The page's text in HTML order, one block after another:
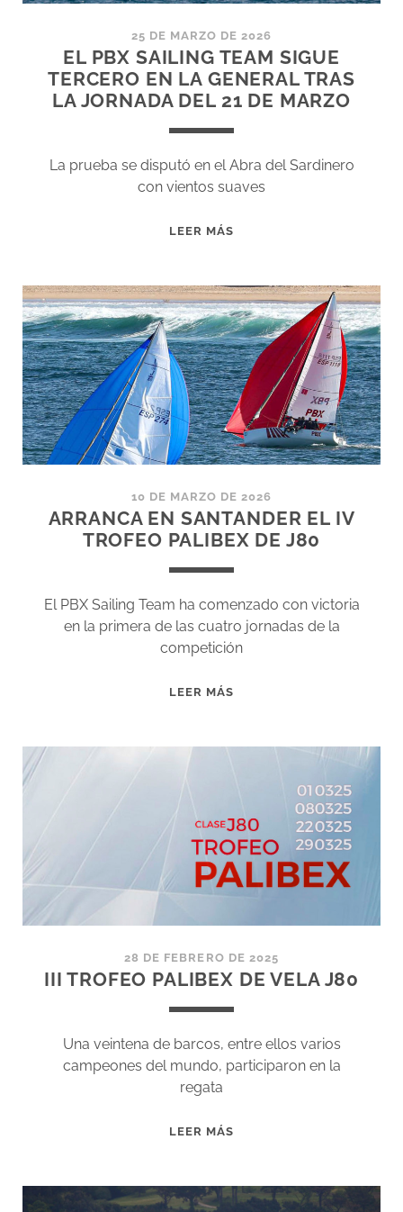
25 DE MARZO DE 2026
EL PBX SAILING TEAM SIGUE
TERCERO EN LA GENERAL TRAS
LA JORNADA DEL 21 DE MARZO
La prueba se disputó en el Abra del Sardinero
con vientos suaves
LEER MÁS
TEAM
SIGUE
TERCERO
EN
LA
GENERAL
TRAS
LA
JORNADA
21
DE
10 DE MARZO DE 2026
ARRANCA EN SANTANDER EL IV
TROFEO PALIBEX DE J80
El PBX Sailing Team ha comenzado con victoria
en la primera de las cuatro jornadas de la
competición
LEER MÁS
PALIBEX
DE
J80
28 DE FEBRERO DE 2025
III TROFEO PALIBEX DE VELA J80
Una veintena de barcos, entre ellos varios
campeones del mundo, participaron en la
regata
LEER MÁS
DE